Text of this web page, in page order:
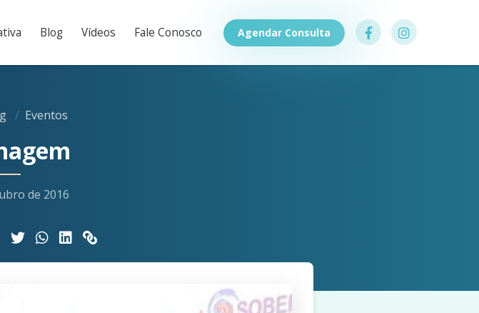
Blog Vídeos Fale Conosco Agendar Consulta
Eventos
de 2016